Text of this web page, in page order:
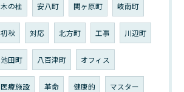
木の柱 安八町 関ヶ原町 岐南町
初秋 対応 北方町 工事 川辺町
池田町 八百津町 オフィス
医療施設 革命 健康的 マスター